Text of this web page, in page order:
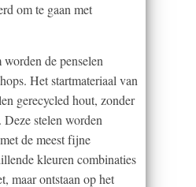
om te gaan met
worden de penselen
Het startmateriaal van
gerecycled hout, zonder
stelen worden
de meest fijne
kleuren combinaties
maar ontstaan op het